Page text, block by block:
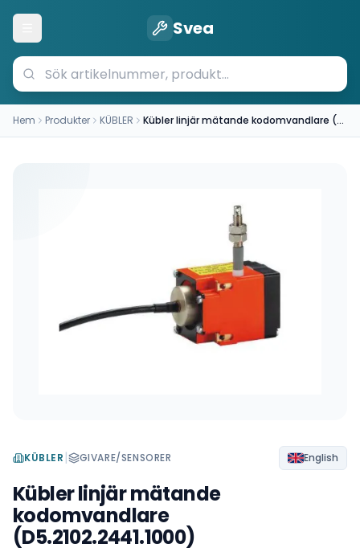
Öppna meny Svea
Hem Produkter KÜBLER Kübler linjär mätande kodomvandlare (D5.2102.2441.1000)
KÜBLER | GIVARE/SENSORER English
Kübler linjär mätande
kodomvandlare
(D5.2102.2441.1000)